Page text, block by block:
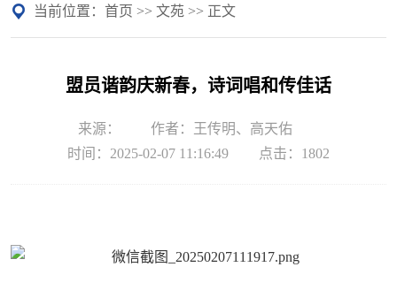
当前位置： 首页 >> 文苑 >> 正文
盟员谐韵庆新春，诗词唱和传佳话
来源：
作者：王传明、高天佑
时间：2025-02-07 11:16:49
点击： 1802